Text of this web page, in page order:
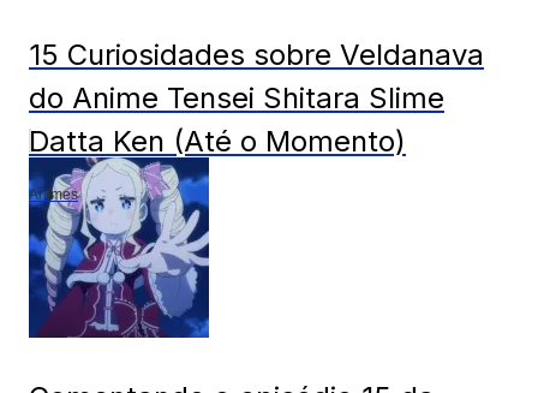
15 Curiosidades sobre Veldanava
do Anime Tensei Shitara Slime
Datta Ken (Até o Momento)
Animes